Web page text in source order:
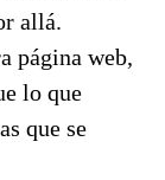
allá.
página web,
lo que
que se